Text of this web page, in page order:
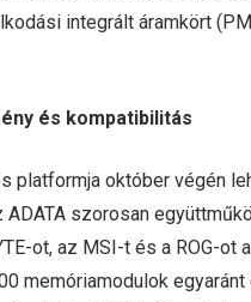
integrált áramkört
és kompatibilitás
platformja október végén
szorosan
ot, az MSI-t és a
memóriamodulok